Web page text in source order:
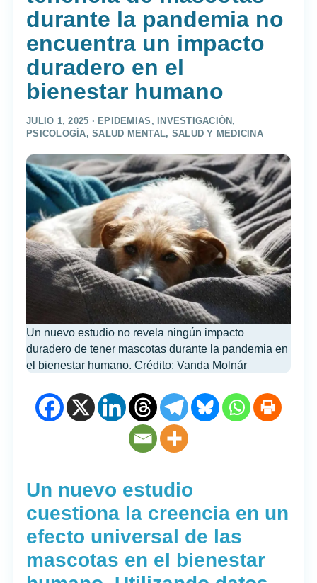
durante la pandemia no
encuentra un impacto
duradero en el
bienestar humano
JULIO 1, 2025 · EPIDEMIAS , INVESTIGACIÓN ,
PSICOLOGÍA,SALUD MENTAL, SALUD Y MEDICINA
Un nuevo estudio no revela ningún impacto
duradero de tener mascotas durante la pandemia en
el bienestar humano. Crédito: Vanda Molnár
Un nuevo estudio
cuestiona la creencia en un
efecto universal de las
mascotas en el bienestar